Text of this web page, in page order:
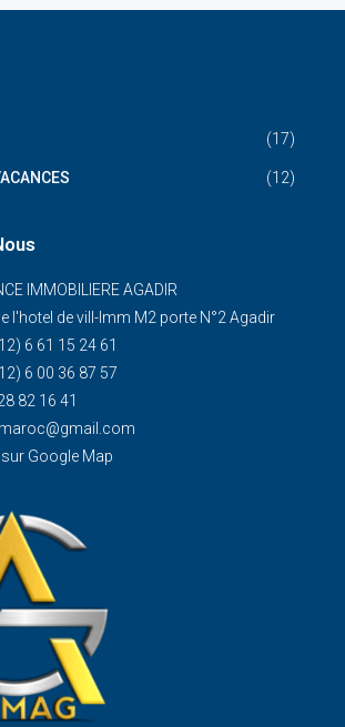
(17)
(12)
IMMOBILIERE AGADIR
I'hotel de vill-Imm M2 porte N°2 Agadir
6 61 15 24 61
6 00 36 87 57
82 16 41
Google Map